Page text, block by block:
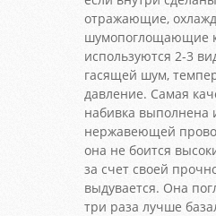
отражающие,
шумопоглощающие
используются 2-3
гасящей шум,
давление. Самая
набивка выполнена
нержавеющей
она не боится
за счет своей
выдувается. Она
три раза лучше